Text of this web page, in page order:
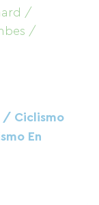
/ Ciclismo
En